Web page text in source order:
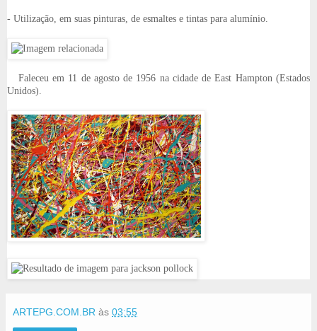
- Utilização, em suas pinturas, de esmaltes e tintas para alumínio.
Faleceu em 11 de agosto de 1956 na cidade de East Hampton (Estados
Unidos).
ARTEPG.COM.BR às 03:55